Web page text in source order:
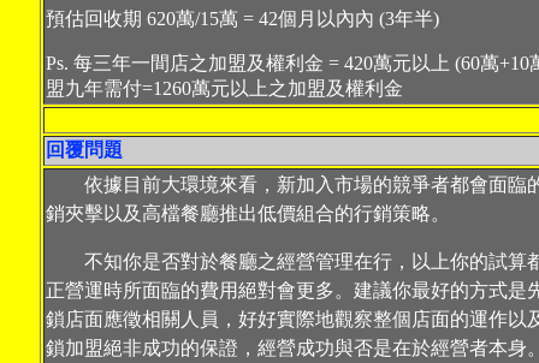
預估回收期 620萬/15萬 = 42個月以內內 (3年半)
Ps. 每三年一間店之加盟及權利金 = 420萬元以上 (60萬+10
盟九年需付=1260萬元以上之加盟及權利金
回覆問題
依據目前大環境來看，新加入市場的競爭者都會面臨
銷夾擊以及高檔餐廳推出低價組合的行銷策略。
不知你是否對於餐廳之經營管理在行，以上你的試算
正營運時所面臨的費用絕對會更多。建議你最好的方式是
鎖店面應徵相關人員，好好實際地觀察整個店面的運作以
鎖加盟絕非成功的保證，經營成功與否是在於經營者本身